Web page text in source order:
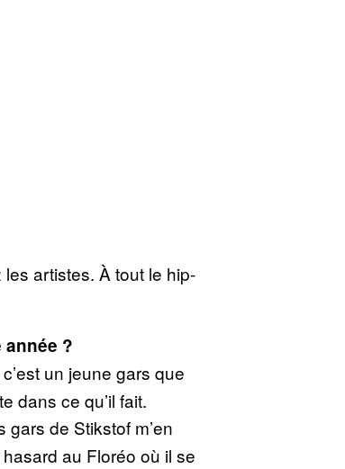
artistes. À tout le hip-
?
un jeune gars que
dans ce qu’il fait.
de Stikstof m’en
au Floréo où il se